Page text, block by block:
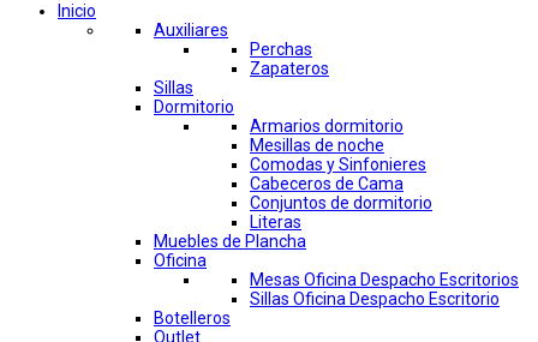
Inicio
Auxiliares
Perchas
Zapateros
Sillas
Dormitorio
Armarios dormitorio
Mesillas de noche
Comodas y Sinfonieres
Cabeceros de Cama
Conjuntos de dormitorio
Literas
Muebles de Plancha
Oficina
Mesas Oficina Despacho Escritorios
Sillas Oficina Despacho Escritorio
Botelleros
Outlet